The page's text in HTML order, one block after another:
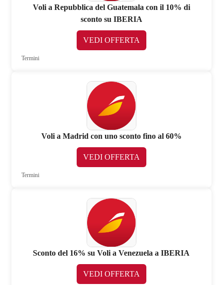
Voli a Repubblica del Guatemala con il 10% di
sconto su IBERIA
VEDI OFFERTA
Termini
Voli a Madrid con uno sconto fino al 60%
VEDI OFFERTA
Termini
Sconto del 16% su Voli a Venezuela a IBERIA
VEDI OFFERTA